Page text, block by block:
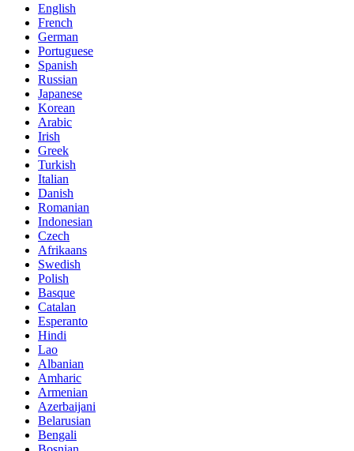
English
French
German
Portuguese
Spanish
Russian
Japanese
Korean
Arabic
Irish
Greek
Turkish
Italian
Danish
Romanian
Indonesian
Czech
Afrikaans
Swedish
Polish
Basque
Catalan
Esperanto
Hindi
Lao
Albanian
Amharic
Armenian
Azerbaijani
Belarusian
Bengali